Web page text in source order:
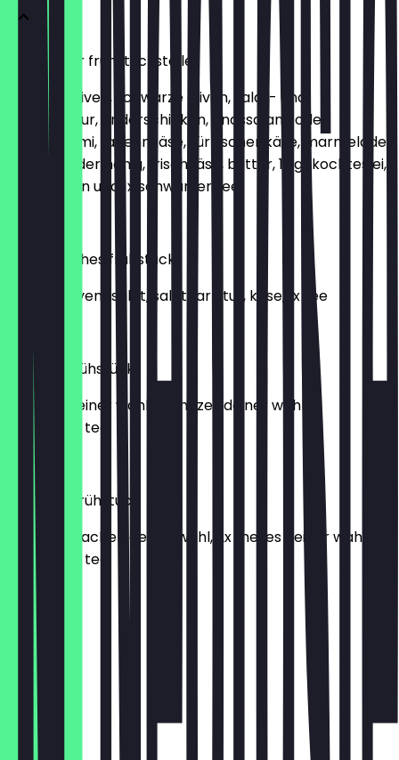
klassischer frühstücksteller
gegrillte oliven, schwarze oliven, salat- und
obstgarnitur, rinderschinken, rindssalami oder
putensalami, fadennkäse, türkischer käse, marmelade,
nuteella oder honig, frischkäse, butter, 1x gekochtes ei,
1x brotoben und 1x schwarzer tee
orientalisches frühstück
1x simit, olivenasalat, salatgarnitur, käse, 1x tee
subörek frühstück
1x börek deiner wahl, 2x mezes deiner wahl, 1x
schwarzer tee
kolbörek frühstück
3x börektsachen deiner wahl, 2x mezes deiner wahl, 1x
schwarzer tee
€ 8,90